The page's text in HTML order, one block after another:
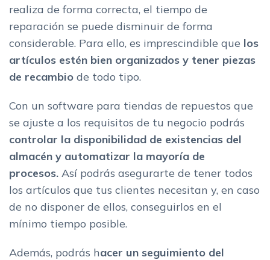
realiza de forma correcta, el tiempo de
reparación se puede disminuir de forma
considerable. Para ello, es imprescindible que los
artículos estén bien organizados y tener piezas
de recambio de todo tipo.
Con un software para tiendas de repuestos que
se ajuste a los requisitos de tu negocio podrás
controlar la disponibilidad de existencias del
almacén y automatizar la mayoría de
procesos. Así podrás asegurarte de tener todos
los artículos que tus clientes necesitan y, en caso
de no disponer de ellos, conseguirlos en el
mínimo tiempo posible.
Además, podrás hacer un seguimiento del